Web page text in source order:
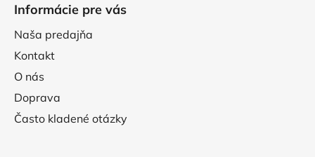
Informácie pre vás
Naša predajňa
Kontakt
O nás
Doprava
Často kladené otázky